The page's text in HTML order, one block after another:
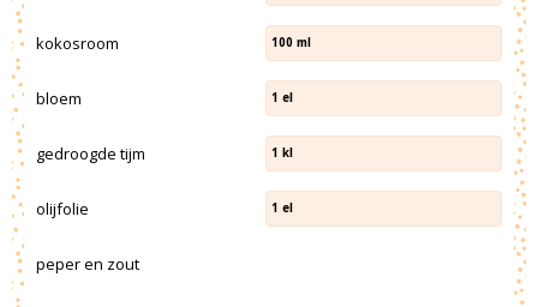
kokosroom 100 ml
bloem 1 el
gedroogde tijm 1 kl
olijfolie 1 el
peper en zout